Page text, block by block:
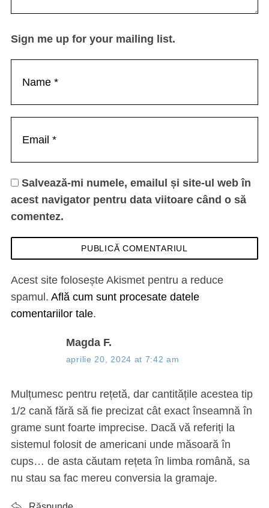
Sign me up for your mailing list.
Salvează-mi numele, emailul și site-ul web în
acest navigator pentru data viitoare când o să
comentez.
Acest site folosește Akismet pentru a reduce
spamul. Află cum sunt procesate datele
comentariilor tale.
s
a
s
:
Magda F.
aprilie 20, 2024 at 7:42 am
Mulțumesc pentru rețetă, dar cantitățile acestea tip
1/2 cană fără să fie precizat cât exact înseamnă în
grame sunt foarte imprecise. Dacă vă referiți la
sistemul folosit de americani unde măsoară în
cups… de asta căutam rețeta în limba română, sa
nu stau sa fac mereu conversia la gramaje.